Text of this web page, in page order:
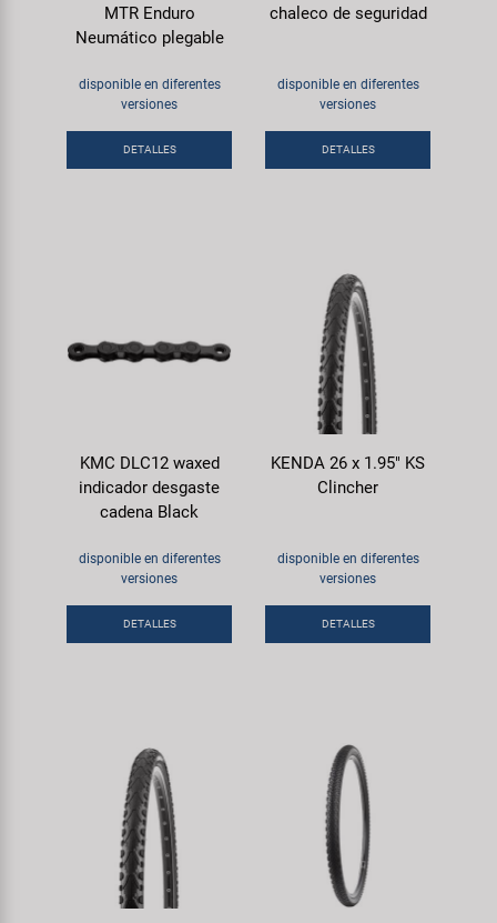
MTR Enduro
Neumático plegable
disponible en diferentes
versiones
DETALLES
chaleco de seguridad
disponible en diferentes
versiones
DETALLES
KMC DLC12 waxed
indicador desgaste
cadena Black
disponible en diferentes
versiones
DETALLES
KENDA 26 x 1.95" KS
Clincher
disponible en diferentes
versiones
DETALLES